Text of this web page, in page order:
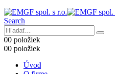
Search
00 položiek
00 položiek
Úvod